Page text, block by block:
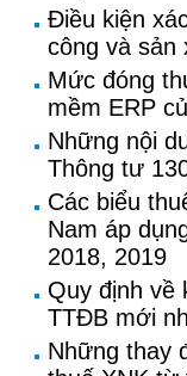
Điều kiện
công và sản
Mức đóng
mềm ERP
Những nội
Thông tư
Các biểu
Nam áp
2018, 2019
Quy định về
TTĐB mới
Những thay